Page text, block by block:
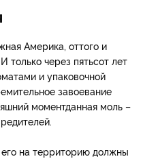
Америка, оттого и
только через пятьсот лет
и упаковочной
завоевание
моментданная моль –
на территорию должны